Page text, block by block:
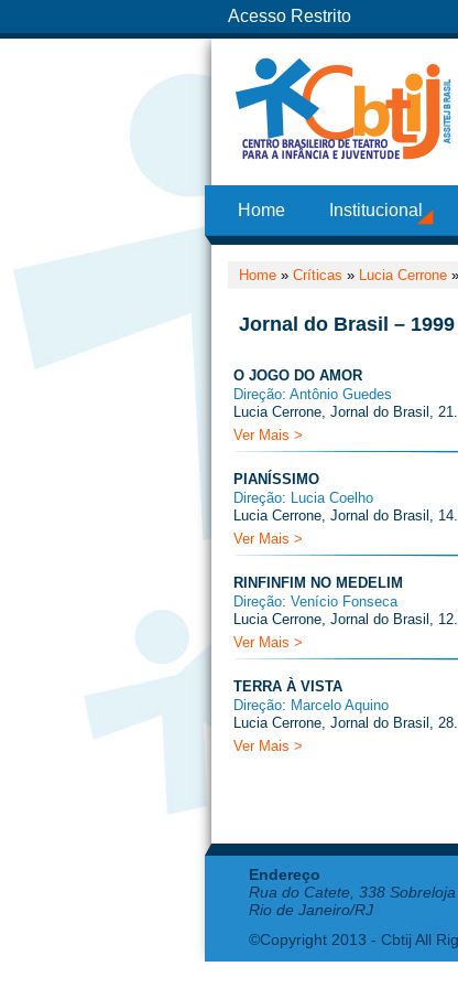
Acesso Restrito
Home Institucional
Home » Críticas » Lucia Cerrone »
Jornal do Brasil – 1999
O JOGO DO AMOR
Direção: Antônio Guedes
Lucia Cerrone, Jornal do Brasil,
Ver Mais >
PIANÍSSIMO
Direção: Lucia Coelho
Lucia Cerrone, Jornal do Brasil,
Ver Mais >
RINFINFIM NO MEDELIM
Direção: Venício Fonseca
Lucia Cerrone, Jornal do Brasil,
Ver Mais >
TERRA À VISTA
Direção: Marcelo Aquino
Lucia Cerrone, Jornal do Brasil,
Ver Mais >
Endereço
Rua do Catete, 338
Rio de Janeiro/RJ
©Copyright 2013 - Cbtij All